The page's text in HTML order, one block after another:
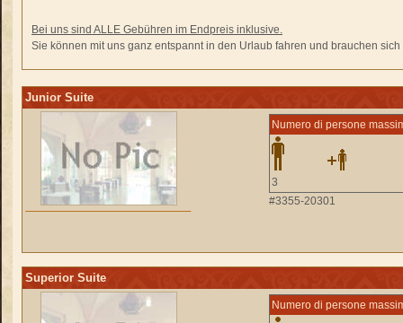
Bei uns sind ALLE Gebühren im Endpreis inklusive.
Sie können mit uns ganz entspannt in den Urlaub fahren und brauchen
Junior Suite
Numero di persone
3
#3355-20301
Superior Suite
Numero di persone